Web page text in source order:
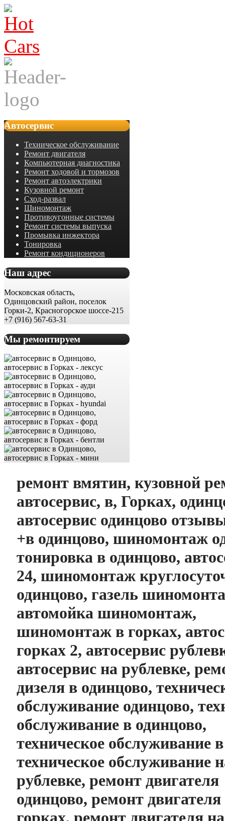
Автосервис
Техническое обслуживание
Ремонт двигателя
Компьютерная диагностика
Ремонт ходовой и тормозов
Ремонт автоэлектрики
Кузовной ремонт
Сход-развал
Шиномонтаж
Противоугонные системы
Ремонт системы выпуска
Промывка инжектора
Тонировка
Ремонт кондиционеров
Наш адрес
Московская область,
Одинцовский район, поселок
Горки-2, Красногорское шоссе-215
+7 (916) 567-63-31
Мы ремонтируем
ремонт вмятин, кузовной
автосервис, в, Горках,
автосервис одинцово
+в одинцово, шиномонтаж
тонировка в одинцово,
24, шиномонтаж
одинцово, газель
автомойка шиномонтаж,
шиномонтаж в горках,
горках 2, автосервис
автосервис на рублевке,
дизеля в одинцово,
обслуживание одинцово,
обслуживание в одинцово,
техническое обслуживание
техническое обслуживание
рублевке, ремонт двигателя
одинцово, ремонт двигателя
горках, ремонт двигателя на